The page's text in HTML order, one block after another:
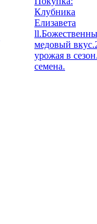
Клубника
Елизавета
медовый
урожая в
семена.